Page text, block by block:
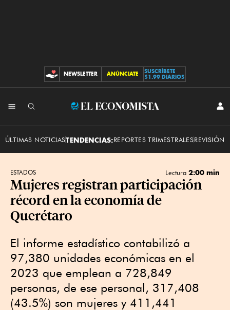
CONTRIBUCIONES
NEWSLETTER ANÚNCIATE
SUSCRÍBETE
$1.99 DIARIOS
El
ÚLTIMAS NOTICIASTENDENCIAS:REPORTES TRIMESTRALESREVISIÓN
ESTADOS Lectura 2:00 min
Mujeres registran participación
récord en la economía de
Querétaro
El informe estadístico contabilizó a
97,380 unidades económicas en el
2023 que emplean a 728,849
personas, de ese personal, 317,408
(43.5%) son mujeres y 411,441